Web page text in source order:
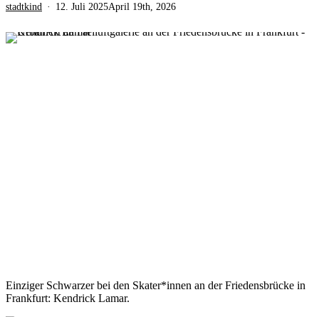
stadtkind 12. Juli 2025April 19th, 2026
Einziger Schwarzer bei den Skater*innen an der Friedensbrücke in
Frankfurt: Kendrick Lamar.